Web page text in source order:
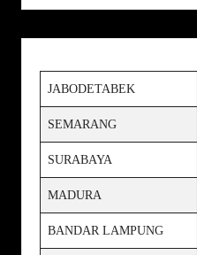
JABODETABEK
SEMARANG
SURABAYA
MADURA
BANDAR LAMPUNG